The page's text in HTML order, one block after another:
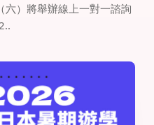
六）將舉辦線上一對一諮詢